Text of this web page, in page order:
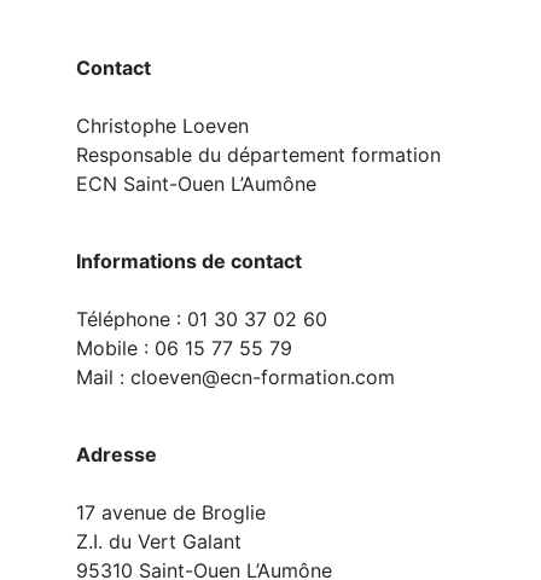
Contact
Christophe Loeven
Responsable du département formation
ECN Saint-Ouen L’Aumône
Informations de contact
Téléphone : 01 30 37 02 60
Mobile : 06 15 77 55 79
Mail : cloeven@ecn-formation.com
Adresse
17 avenue de Broglie
Z.I. du Vert Galant
95310 Saint-Ouen L’Aumône